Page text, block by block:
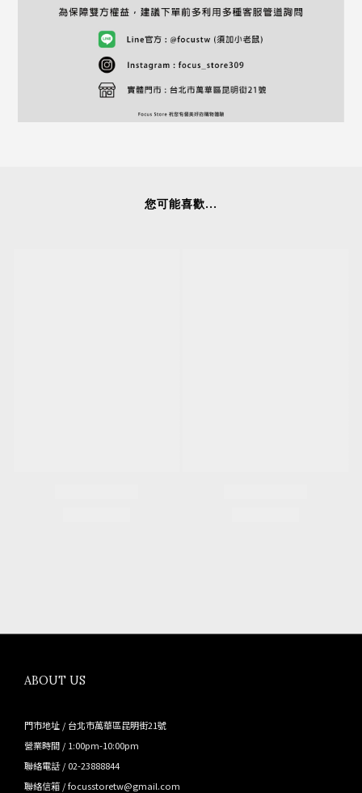
您可能喜歡...
ABOUT US
門市地址 / 台北市萬華區昆明街21號
營業時間 / 1:00pm-10:00pm
聯絡電話 / 02-23888844
聯絡信箱 / focusstoretw@gmail.com